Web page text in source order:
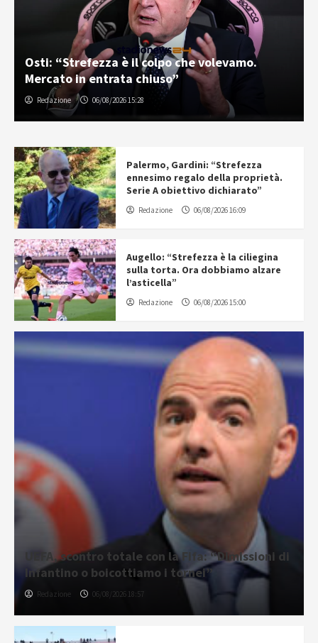
Osti: “Strefezza è il colpo che volevamo.
Mercato in entrata chiuso”
Redazione 06/08/2026 15:28
Palermo, Gardini: “Strefezza
ennesimo regalo della proprietà.
Serie A obiettivo dichiarato”
Redazione 06/08/2026 16:09
Augello: “Strefezza è la ciliegina
sulla torta. Ora dobbiamo alzare
l’asticella”
Redazione 06/08/2026 15:00
UEFA, scontro totale con la Fifa: “Dimissioni di
Infantino o boicottiamo i tornei”
Redazione 06/08/2026 18:57